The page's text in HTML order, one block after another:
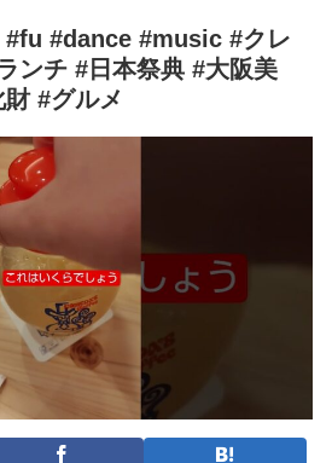
#fu #dance #music #クレ
ンチ #日本祭典 #大阪美
#グルメ